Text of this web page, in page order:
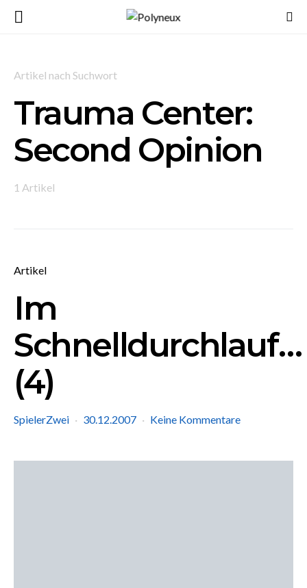
Artikel nach Suchwort
Trauma Center:
Second Opinion
1 Artikel
Artikel
Im
Schnelldurchlauf…
(4)
SpielerZwei 30.12.2007 Keine Kommentare